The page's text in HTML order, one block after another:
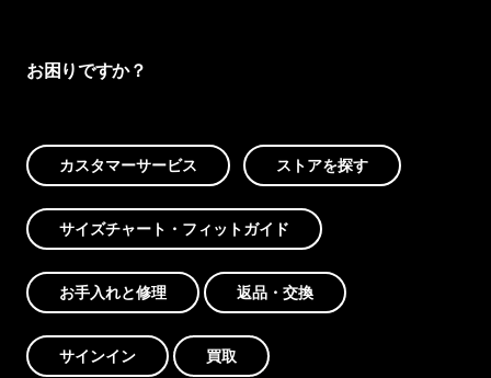
お困りですか？
カスタマーサービス ストアを探す
サイズチャート・フィットガイド
お手入れと修理 返品・交換
サインイン 買取